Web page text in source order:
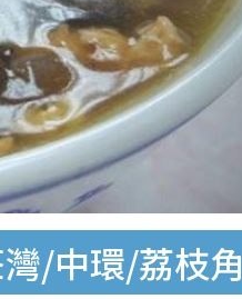
/中環/荔枝角